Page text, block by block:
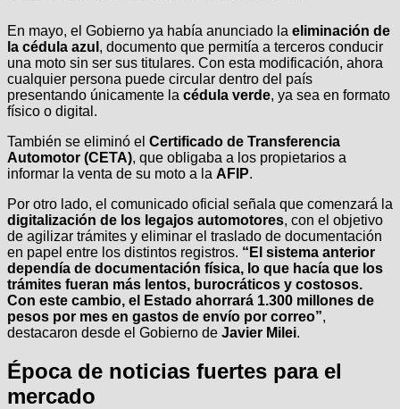
En mayo, el Gobierno ya había anunciado la eliminación de
la cédula azul , documento que permitía a terceros conducir
una moto sin ser sus titulares. Con esta modificación, ahora
cualquier persona puede circular dentro del país
presentando únicamente la cédula verde, ya sea en formato
físico o digital.
También se eliminó el Certificado de Transferencia
Automotor (CETA), que obligaba a los propietarios a
informar la venta de su moto a la AFIP.
Por otro lado, el comunicado oficial señala que comenzará la
digitalización de los legajos automotores, con el objetivo
de agilizar trámites y eliminar el traslado de documentación
en papel entre los distintos registros. “El sistema anterior
dependía de documentación física, lo que hacía que los
trámites fueran más lentos, burocráticos y costosos.
Con este cambio, el Estado ahorrará 1.300 millones de
pesos por mes en gastos de envío por correo”,
destacaron desde el Gobierno de Javier Milei.
Época de noticias fuertes para el
mercado